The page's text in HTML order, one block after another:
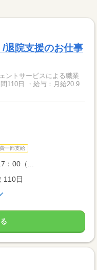
退院支援のお仕事
ントサービスによる職業
110日 ・給与：月給20.9
一部支給
：00（...
110日